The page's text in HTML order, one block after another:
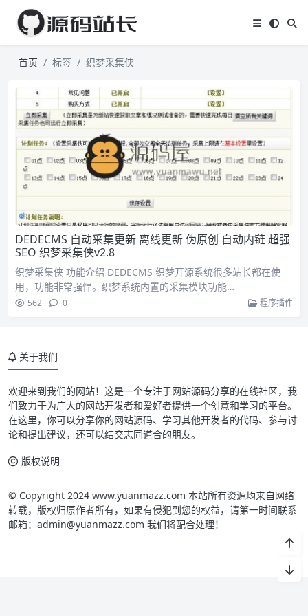
首页 标签 织梦采集侠
DEDECMS 自动采集更新 离线更新 伪原创 自动内链 超强
SEO 织梦采集侠v2.8
织梦采集侠 功能介绍 ​DEDECMS 织梦开源系统很多站长都在使
用，功能非常强悍。织梦系统内置的采集模块功能…
562 0 程序插件
关于我们
欢迎来到我们的网站！这是一个专注于网站源码分享的在线社区，我
们致力于为广大的网站开发者和爱好者提供一个创意和学习的平台。
在这里，你可以分享你的网站源码、学习其他开发者的代码、参与讨
论和提出建议，还可以结交志同道合的朋友。
版权说明
© Copyright 2024 www.yuanmazz.com 本站所有资源均来自网络
转载，版权归原作者所有，如果有侵犯到您的权益，请第一时间联系
邮箱：admin@yuanmazz.com 我们将配合处理！